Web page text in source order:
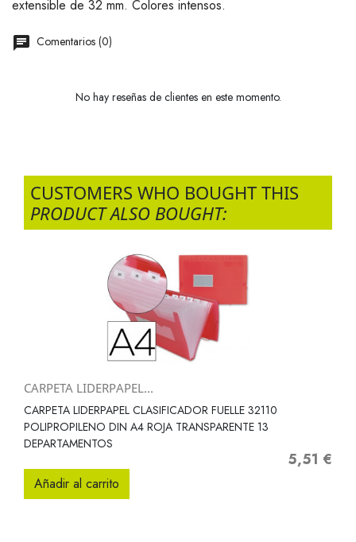
extensible de 32 mm. Colores intensos.
Comentarios (0)
No hay reseñas de clientes en este momento.
CUSTOMERS WHO BOUGHT THIS
PRODUCT ALSO BOUGHT:
CARPETA LIDERPAPEL...
CARPETA LIDERPAPEL CLASIFICADOR FUELLE 32110
POLIPROPILENO DIN A4 ROJA TRANSPARENTE 13
DEPARTAMENTOS
Precio
5,51 €
Añadir al carrito